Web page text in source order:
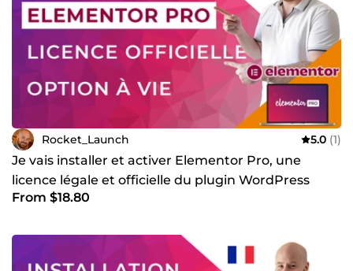
Rocket_Launch 5.0 (1)
Je vais installer et activer Elementor Pro, une
licence légale et officielle du plugin WordPress
From $18.80